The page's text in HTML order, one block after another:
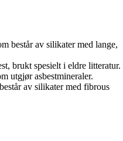
består av silikater med lange,
brukt spesielt i eldre litteratur.
utgjør asbestmineraler.
av silikater med fibrous